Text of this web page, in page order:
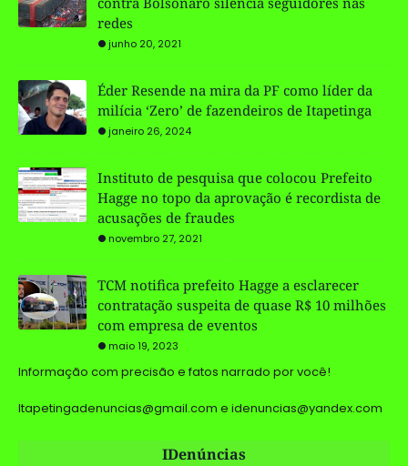
redes
junho 20, 2021
Éder Resende na mira da PF como líder da
milícia ‘Zero’ de fazendeiros de Itapetinga
janeiro 26, 2024
Instituto de pesquisa que colocou Prefeito
Hagge no topo da aprovação é recordista de
acusações de fraudes
novembro 27, 2021
TCM notifica prefeito Hagge a esclarecer
contratação suspeita de quase R$ 10 milhões
com empresa de eventos
maio 19, 2023
Informação com precisão e fatos narrado por você!
Itapetingadenuncias@gmail.com e idenuncias@yandex.com
IDenúncias